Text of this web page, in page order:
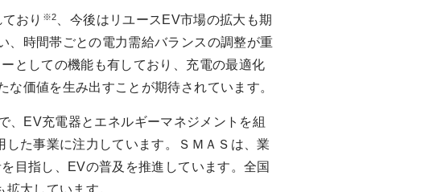
おり ※2
、今後はリユースEV市場の拡大も期
、時間帯ごとの電力需給バランスの調整が重
としての機能も有しており、充電の最適化
価値を生み出すことが期待されています。
EV充電器とエネルギーマネジメントを組
た事業に注力しています。ＳＭＡＳは、業
目指し、EVの普及を推進しています。全国
大しています。